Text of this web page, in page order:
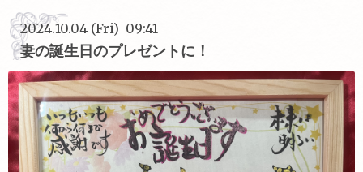
2024.10.04 (Fri) 09:41
妻の誕生日のプレゼントに！